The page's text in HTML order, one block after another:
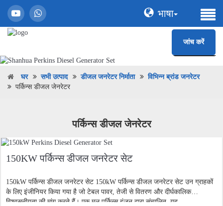
भाषा
जांच करें
घर सभी उत्पाद डीजल जनरेटर निर्माता
विभिन्न ब्रांड जनरेटर
पर्किन्स डीजल जेनरेटर
पर्किन्स डीजल जेनरेटर
150KW पर्किन्स डीजल जनरेटर सेट
150kW पर्किन्स डीजल जनरेटर सेट 150kW पर्किन्स डीजल जनरेटर सेट उन ग्राहकों
के लिए इंजीनियर किया गया है जो टेबल पावर, तेजी से वितरण और दीर्घकालिक
विश्वसनीयता की मांग करते हैं। एक मूल पर्किन्स इंजन द्वारा संचालित, यह